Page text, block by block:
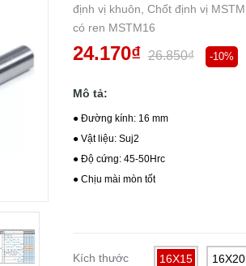
định vị khuôn, Chốt định vị MSTM,
có ren MSTM16
24.170₫ 26.850₫ -10%
Mô tả:
● Đường kính: 16 mm
● Vật liệu: Suj2
● Độ cứng: 45-50Hrc
● Chịu mài mòn tốt
Kích thước 16X15 16X20